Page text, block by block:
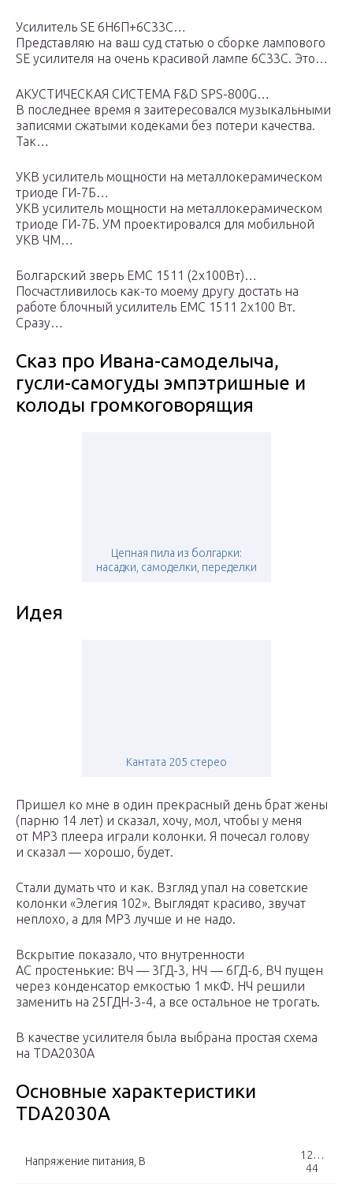
Усилитель SE 6Н6П+6С33С…
Представляю на ваш суд статью о сборке лампового
SE усилителя на очень красивой лампе 6C33C. Это…
АКУСТИЧЕСКАЯ СИСТЕМА F&D SPS-800G…
В последнее время я заитересовался музыкальными
записями сжатыми кодеками без потери качества.
Так…
УКВ усилитель мощности на металлокерамическом
триоде ГИ-7Б…
УКВ усилитель мощности на металлокерамическом
триоде ГИ-7Б. УМ проектировался для мобильной
УКВ ЧМ…
Болгарский зверь ЕМС 1511 (2х100Вт)…
Посчастливилось как-то моему другу достать на
работе блочный усилитель ЕМС 1511 2х100 Вт.
Сразу…
Сказ про Ивана-самоделыча,
гусли-самогуды эмпэтришные и
колоды громкоговорящия
Цепная пила из болгарки:
насадки, самоделки, переделки
Идея
Кантата 205 стерео
Пришел ко мне в один прекрасный день брат жены
(парню 14 лет) и сказал, хочу, мол, чтобы у меня
от MP3 плеера играли колонки. Я почесал голову
и сказал — хорошо, будет.
Стали думать что и как. Взгляд упал на советские
колонки «Элегия 102». Выглядят красиво, звучат
неплохо, а для MP3 лучше и не надо.
Вскрытие показало, что внутренности
АС простенькие: ВЧ — 3ГД-3, НЧ — 6ГД-6, ВЧ пущен
через конденсатор емкостью 1 мкФ. НЧ решили
заменить на 25ГДН-3-4, а все остальное не трогать.
В качестве усилителя была выбрана простая схема
на TDA2030A
Основные характеристики
TDA2030A
Напряжение питания, В
12…
44